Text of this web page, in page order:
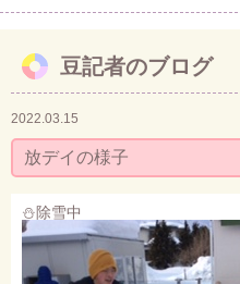
お問い合わせ
豆記者のブログ
2022.03.15
放デイの様子
⛄️除雪中